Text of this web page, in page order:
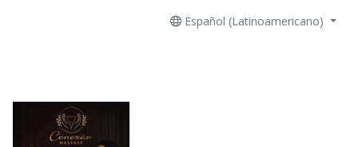
Español (Latinoamericano)